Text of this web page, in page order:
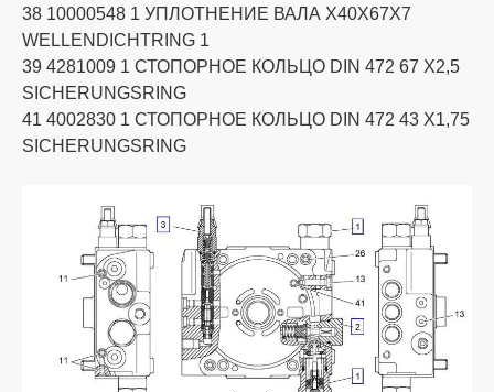
38 10000548 1 УПЛОТНЕНИЕ ВАЛА X40X67X7
WELLENDICHTRING 1
39 4281009 1 СТОПОРНОЕ КОЛЬЦО DIN 472 67 X2,5
SICHERUNGSRING
41 4002830 1 СТОПОРНОЕ КОЛЬЦО DIN 472 43 X1,75
SICHERUNGSRING